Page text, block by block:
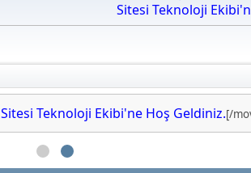
Sitesi Teknoloji
Sitesi Teknoloji Ekibi'ne Hoş
Teknoloji Ekibi'ne Hoş Geldiniz.[/